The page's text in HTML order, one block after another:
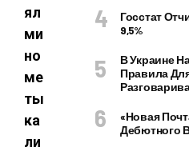
ял
ми
но
ме
ты
ка
ли
Госстат
9,5%
В Украине
Правила
«Новая
Дебютного